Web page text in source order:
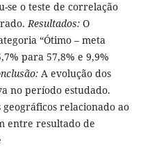
se o teste de correlação
Resultados:O
“Ótimo – meta
para 57,8% e 9,9%
A evolução dos
no período estudado.
relacionado ao
entre resultado de